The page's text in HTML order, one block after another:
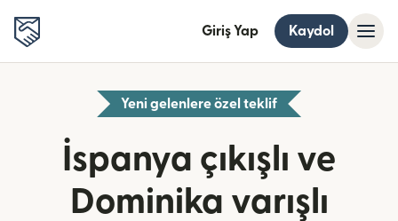
Giriş Yap Kaydol
Yeni gelenlere özel teklif
İspanya çıkışlı ve
Dominika varışlı